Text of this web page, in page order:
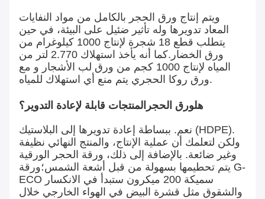
ويتم إنتاج ورق الحجر بالكامل من مواد النفايات
المعاد تدويرها وله تأثير ضئيل على البيئة، في حين
يتطلب قطع 18 شجرة لإنتاج 1000 كيلوغرام من
ورق الخضار.كما أنه يأخذ استهلاك 2.770 لتر من
المياه لإنتاج 1000 كجم من ورق لب الأشجار و مع
ورق روكا الحجري يتم منع أي استهلاك للمياه.
هلورق الحجر المنتجات قابلة لإعادة التدوير؟
نعم. ببساطة إعادة تدويرها إلى البلاستيك (HDPE).
ولكن لتعلمك أن عملية الإنتاج، والمنتج النهائي نظيفة
وغير ضائعة. بالإضافة إلى ذلك، ورقة الحجر الورقية
يتم تحطيمها بسهولة من قبل أشعة الشمس؛ورقة G-
ECO سميكة 200 ميكرون ستبدأ في الانكسار
والشقوق مثل قشرة البيض في الهواء الخارجي خلال